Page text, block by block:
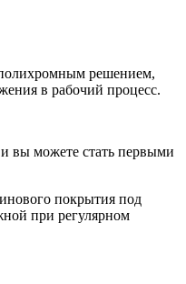
решением,
в рабочий процесс.
вы можете стать первыми
покрытия под
при регулярном